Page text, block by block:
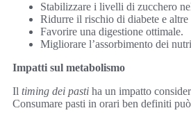
Stabilizzare i livelli di zucchero
Ridurre il rischio di diabete e altre
Favorire una digestione ottimale.
Migliorare l’assorbimento dei
Impatti sul metabolismo
Il timing dei pasti ha un impatto
Consumare pasti in orari ben definiti